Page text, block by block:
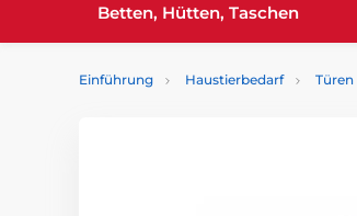
Betten, Hütten, Taschen
Einführung Haustierbedarf Türen